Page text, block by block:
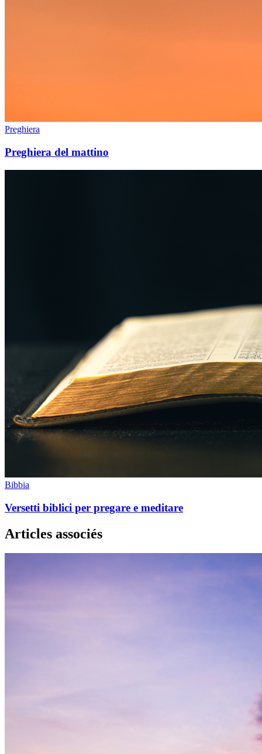
Preghiera
Preghiera del mattino
Bibbia
Versetti biblici per pregare e meditare
Articles associés